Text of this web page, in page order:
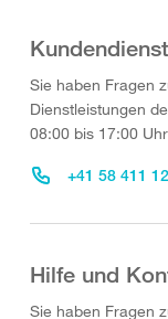
Kundendienst
Sie haben Fragen
Dienstleistungen
08:00 bis 17:00
+41 58 411
Hilfe und
Sie haben Fragen